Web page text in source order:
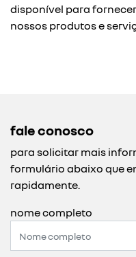
disponível para
nossos produtos e
fale conosco
para solicitar mais
formulário abaixo que
rapidamente.
nome completo